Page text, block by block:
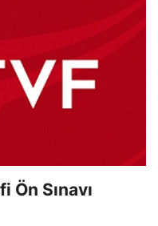
Sınavı